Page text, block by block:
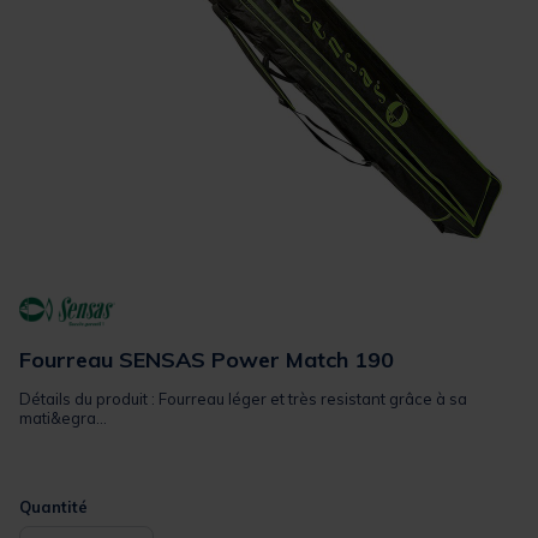
Fourreau SENSAS Power Match 190
Détails du produit : Fourreau léger et très resistant grâce à sa
mati&egra...
Quantité